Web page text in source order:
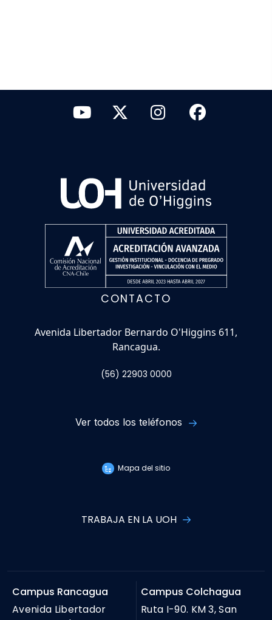
CONTACTO
Avenida Libertador Bernardo O'Higgins 611,
Rancagua.
(56) 22903 0000
Ver todos los teléfonos
Mapa del sitio
TRABAJA EN LA UOH
Campus Rancagua
Avenida Libertador
Campus Colchagua
Ruta I-90. KM 3, San